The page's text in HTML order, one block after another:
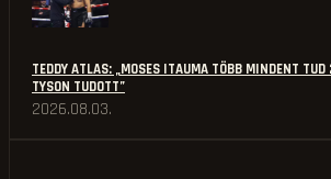
TEDDY ATLAS: „MOSES ITAUMA TÖBB MINDENT
TYSON TUDOTT”
2026.08.03.